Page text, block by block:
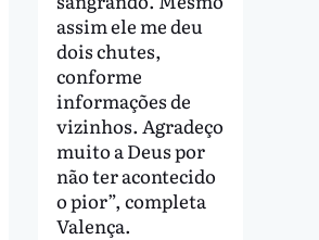
assim ele me deu
dois chutes,
conforme
informações de
vizinhos. Agradeço
muito a Deus por
não ter acontecido
o pior”, completa
Valença.